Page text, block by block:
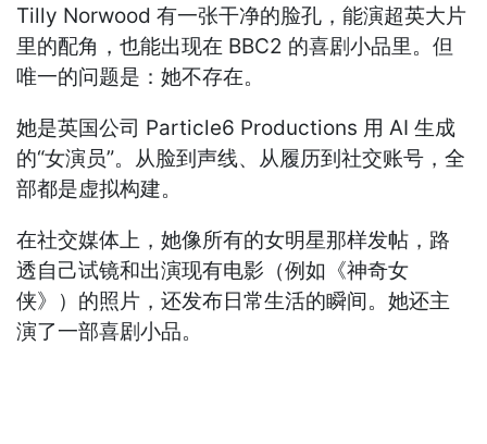
Tilly Norwood 有一张干净的脸孔，能演超英大片
里的配角，也能出现在 BBC2 的喜剧小品里。但
唯一的问题是：她不存在。
她是英国公司 Particle6 Productions 用 AI 生成
的“女演员”。从脸到声线、从履历到社交账号，全
部都是虚拟构建。
在社交媒体上，她像所有的女明星那样发帖，路
透自己试镜和出演现有电影（例如《神奇女
侠》）的照片，还发布日常生活的瞬间。她还主
演了一部喜剧小品。